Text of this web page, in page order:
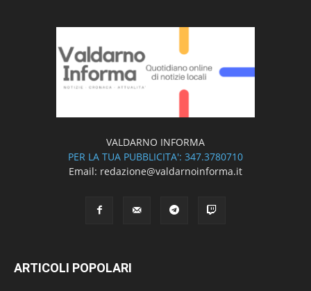
VALDARNO INFORMA
PER LA TUA PUBBLICITA': 347.3780710
Email: redazione@valdarnoinforma.it
ARTICOLI POPOLARI